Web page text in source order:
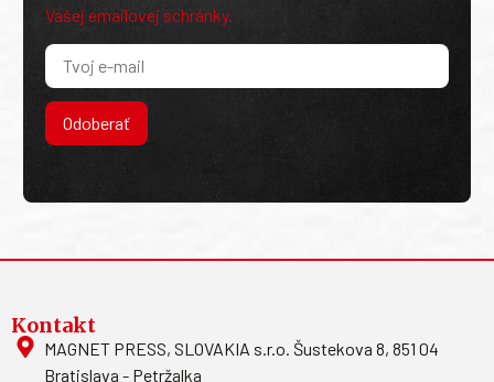
Vašej emailovej schránky.
Odoberať
Kontakt
MAGNET PRESS, SLOVAKIA s.r.o. Šustekova 8, 851 04
Bratislava - Petržalka